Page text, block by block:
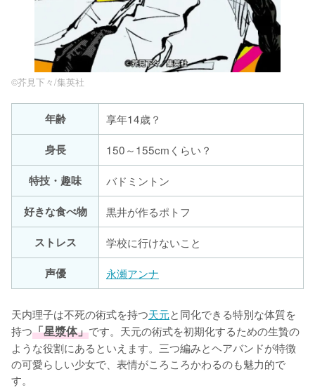
©︎芥見下々/集英社
年齢
享年14歳？
身長
150～155cmくらい？
特技・趣味
バドミントン
好きな食べ物
黒井が作るポトフ
ストレス
学校に行けないこと
声優
永瀬アンナ
天内理子は不死の術式を持つ天元と同化できる特別な体質を
持つ「星漿体」です。天元の術式を初期化するための生贄の
ような役割にあるといえます。三つ編みとヘアバンドが特徴
の可愛らしい少女で、表情がころころかわるのも魅力的で
す。